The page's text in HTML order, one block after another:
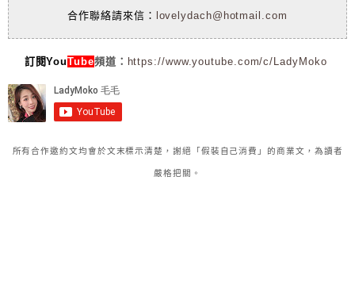
合作聯絡請來信： lovelydach@hotmail.com
訂閱YouTube頻道： https://www.youtube.com/c/LadyMoko
所有合作邀約文均會於文末標示清楚，謝絕「假裝自己消費」的商業文，為讀者
嚴格把關。